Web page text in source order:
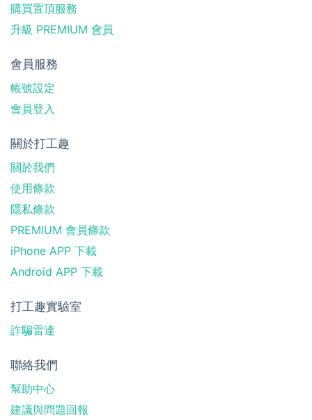
購買置頂服務
升級 PREMIUM 會員
會員服務
帳號設定
會員登入
關於打工趣
關於我們
使用條款
隱私條款
PREMIUM 會員條款
iPhone APP 下載
Android APP 下載
打工趣實驗室
詐騙雷達
聯絡我們
幫助中心
建議與問題回報